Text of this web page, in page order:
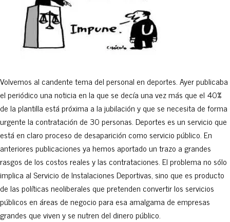
Volvemos al candente tema del personal en deportes. Ayer publicaba
el periódico una noticia en la que se decía una vez más que el 40%
de la plantilla está próxima a la jubilación y que se necesita de forma
urgente la contratación de 30 personas. Deportes es un servicio que
está en claro proceso de desaparición como servicio público. En
anteriores publicaciones ya hemos aportado un trazo a grandes
rasgos de los costos reales y las contrataciones. El problema no sólo
implica al Servicio de Instalaciones Deportivas, sino que es producto
de las políticas neoliberales que pretenden convertir los servicios
públicos en áreas de negocio para esa amalgama de empresas
grandes que viven y se nutren del dinero público.